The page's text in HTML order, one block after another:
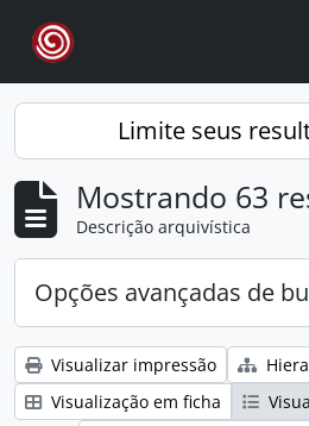
Skip to main content
Limite seus
Mostrando 63
Descrição arquivística
Opções avançadas de
Visualizar impressão
Visualização em ficha